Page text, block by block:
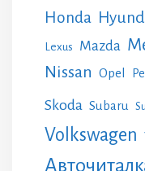
Honda
Lexus Mazda
Nissan Opel
Skoda Subaru
Volkswagen